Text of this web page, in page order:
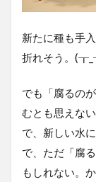
新たに種も手
折れそう。
でも「腐るの
むとも思えな
で、新しい水
で、ただ「腐
もしれない。